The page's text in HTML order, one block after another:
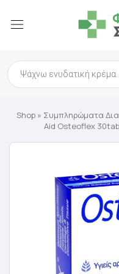
Products
search
Shop » Συμπληρώματα
Aid Osteoflex